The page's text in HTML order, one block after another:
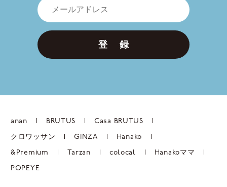
登 録
anan BRUTUS Casa BRUTUS
クロワッサン GINZA Hanako
&Premium Tarzan colocal Hanakoママ
POPEYE